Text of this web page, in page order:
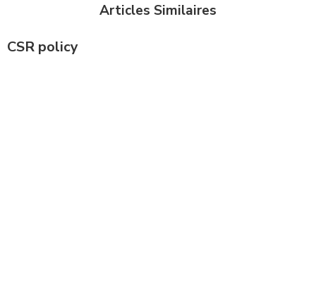
Articles Similaires
CSR policy